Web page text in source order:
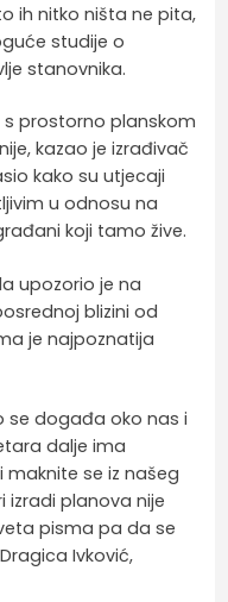
ih nitko ništa ne pita,
studije o
stanovnika.
prostorno planskom
kazao je izrađivač
kako su utjecaji
u odnosu na
koji tamo žive.
upozorio je na
blizini od
je najpoznatija
se događa oko nas i
dalje ima
se iz našeg
izradi planova nije
pisma pa da se
Ivković,